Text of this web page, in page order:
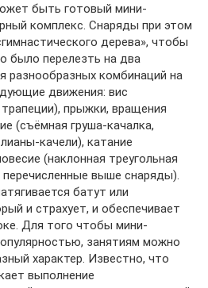
быть готовый мини-
комплекс. Снаряды при этом
дерева», чтобы
было перелезть на два
разнообразных комбинаций на
движения: вис
прыжки, вращения
(съёмная груша-качалка,
качели), катание
(наклонная треугольная
перечисленные выше снаряды).
батут или
и страхует, и обеспечивает
Для того чтобы мини-
занятиям можно
характер. Известно, что
выполнение